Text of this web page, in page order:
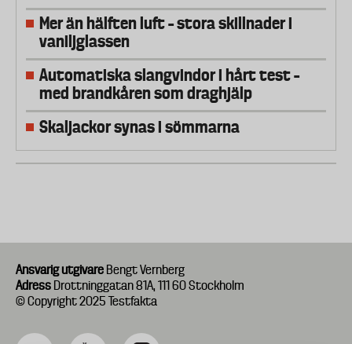
Mer än hälften luft – stora skillnader i
vaniljglassen
Automatiska slangvindor i hårt test –
med brandkåren som draghjälp
Skaljackor synas i sömmarna
Ansvarig utgivare Bengt Vernberg
Adress Drottninggatan 81A, 111 60 Stockholm
© Copyright 2025 Testfakta